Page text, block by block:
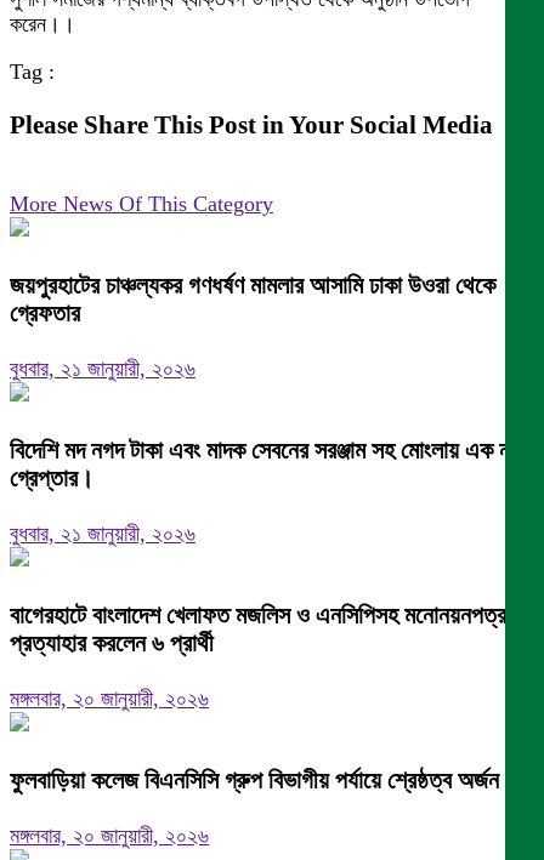
করেন।।
Tag :
Please Share This Post in Your Social Media
More News Of This Category
জয়পুরহাটের চাঞ্চল্যকর গণধর্ষণ মামলার আসামি ঢাকা উওরা থেকে
গ্রেফতার
বুধবার, ২১ জানুয়ারী, ২০২৬
বিদেশি মদ নগদ টাকা এবং মাদক সেবনের সরঞ্জাম সহ মোংলায় এক নারী
গ্রেপ্তার।
বুধবার, ২১ জানুয়ারী, ২০২৬
বাগেরহাটে বাংলাদেশ খেলাফত মজলিস ও এনসিপিসহ মনোনয়নপত্র
প্রত্যাহার করলেন ৬ প্রার্থী
মঙ্গলবার, ২০ জানুয়ারী, ২০২৬
ফুলবাড়িয়া কলেজ বিএনসিসি গ্রুপ বিভাগীয় পর্যায়ে শ্রেষ্ঠত্ব অর্জন।
মঙ্গলবার, ২০ জানুয়ারী, ২০২৬